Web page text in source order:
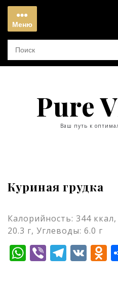
Перейти
содержимому
Меню
Меню
Pure
Ваш путь к
Куриная грудка
Калорийность: 344
20.3 г, Углеводы: 6.0 г
WhatsApp
ViberVK